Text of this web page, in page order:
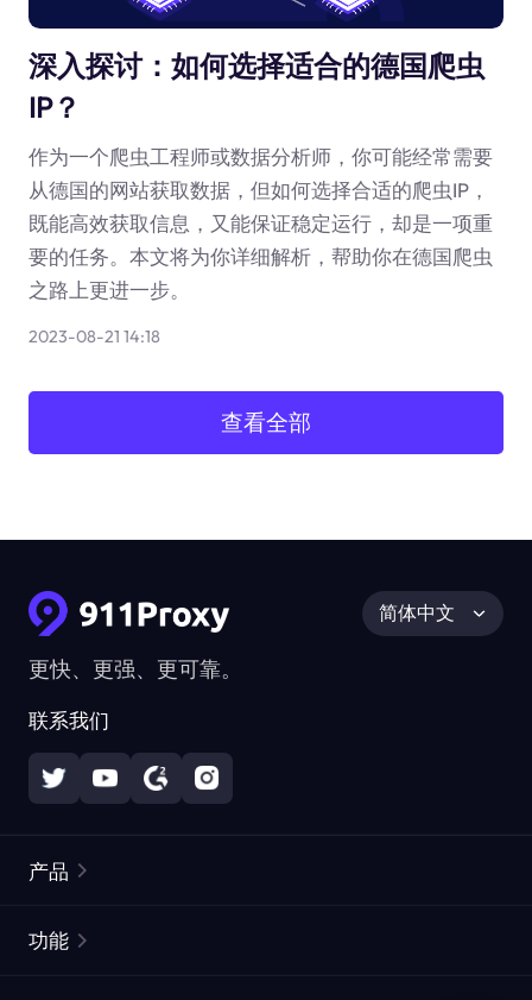
深入探讨：如何选择适合的德国爬虫
IP？
作为一个爬虫工程师或数据分析师，你可能经常需要
从德国的网站获取数据，但如何选择合适的爬虫IP，
既能高效获取信息，又能保证稳定运行，却是一项重
要的任务。本文将为你详细解析，帮助你在德国爬虫
之路上更进一步。
2023-08-21 14:18
查看全部
更快、更强、更可靠。
联系我们
简体中文
产品
功能